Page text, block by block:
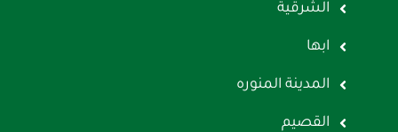
الشرقية
ابها
المدينة المنوره
القصيم